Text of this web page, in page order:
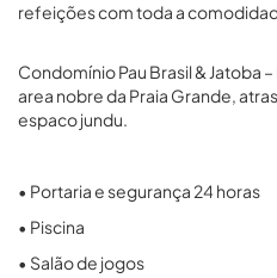
refeições com toda a
Condomínio Pau Brasil & Jatoba
area nobre da Praia Grande,
espaco jundu.
• Portaria e segurança 24 horas
• Piscina
• Salão de jogos